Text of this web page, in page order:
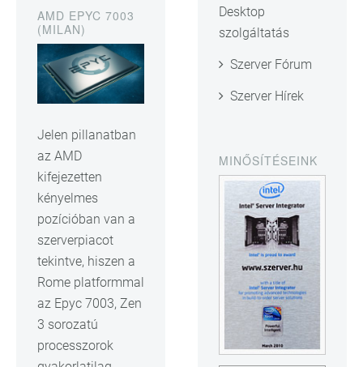
AMD EPYC 7003
(MILAN)
Jelen pillanatban
az AMD
kifejezetten
kényelmes
pozícióban van a
szerverpiacot
tekintve, hiszen a
Rome platformmal
az Epyc 7003, Zen
3 sorozatú
processzorok
Desktop
szolgáltatás
Szerver Fórum
Szerver Hírek
MINŐSÍTÉSEINK